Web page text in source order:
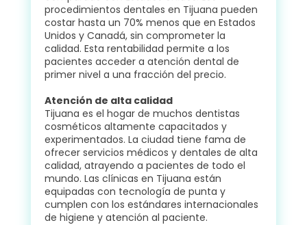
procedimientos dentales en Tijuana pueden
costar hasta un 70% menos que en Estados
Unidos y Canadá, sin comprometer la
calidad. Esta rentabilidad permite a los
pacientes acceder a atención dental de
primer nivel a una fracción del precio.
Atención de alta calidad
Tijuana es el hogar de muchos dentistas
cosméticos altamente capacitados y
experimentados. La ciudad tiene fama de
ofrecer servicios médicos y dentales de alta
calidad, atrayendo a pacientes de todo el
mundo. Las clínicas en Tijuana están
equipadas con tecnología de punta y
cumplen con los estándares internacionales
de higiene y atención al paciente.